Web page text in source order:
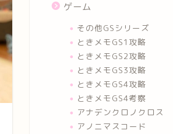
ゲーム
その他GSシリーズ
ときメモGS1攻略
ときメモGS2攻略
ときメモGS3攻略
ときメモGS4攻略
ときメモGS4考察
アナデンクロノクロス
アノニマスコード